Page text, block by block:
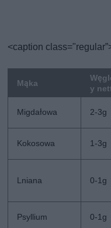
<caption
Mąka
y
Migdałowa 2-3g
Kokosowa 1-3g
Lniana 0-1g
Psyllium 0-1g